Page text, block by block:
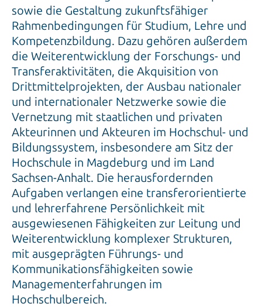
sowie die Gestaltung zukunftsfähiger
Rahmenbedingungen für Studium, Lehre und
Kompetenzbildung. Dazu gehören außerdem
die Weiterentwicklung der Forschungs- und
Transferaktivitäten, die Akquisition von
Drittmittelprojekten, der Ausbau nationaler
und internationaler Netzwerke sowie die
Vernetzung mit staatlichen und privaten
Akteurinnen und Akteuren im Hochschul- und
Bildungssystem, insbesondere am Sitz der
Hochschule in Magdeburg und im Land
Sachsen-Anhalt. Die herausfordernden
Aufgaben verlangen eine transferorientierte
und lehrerfahrene Persönlichkeit mit
ausgewiesenen Fähigkeiten zur Leitung und
Weiterentwicklung komplexer Strukturen,
mit ausgeprägten Führungs- und
Kommunikationsfähigkeiten sowie
Managementerfahrungen im
Hochschulbereich.